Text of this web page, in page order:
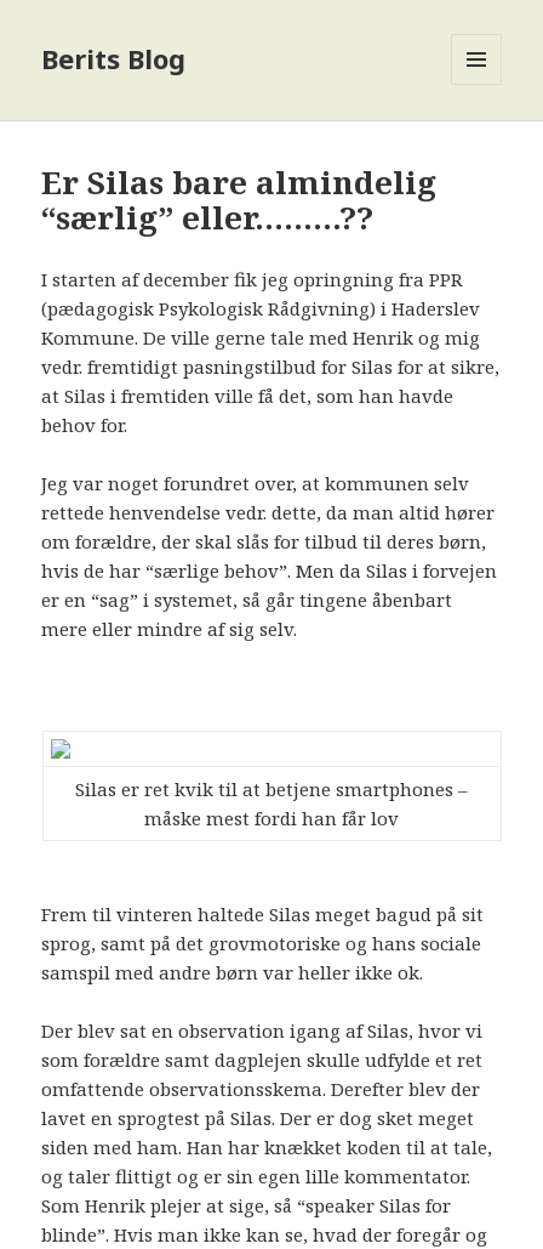
Berits Blog
Er Silas bare almindelig
“særlig” eller………??
I starten af december fik jeg opringning fra PPR
(pædagogisk Psykologisk Rådgivning) i Haderslev
Kommune. De ville gerne tale med Henrik og mig
vedr. fremtidigt pasningstilbud for Silas for at sikre,
at Silas i fremtiden ville få det, som han havde
behov for.
Jeg var noget forundret over, at kommunen selv
rettede henvendelse vedr. dette, da man altid hører
om forældre, der skal slås for tilbud til deres børn,
hvis de har “særlige behov”. Men da Silas i forvejen
er en “sag” i systemet, så går tingene åbenbart
mere eller mindre af sig selv.
Silas er ret kvik til at betjene smartphones –
måske mest fordi han får lov
Frem til vinteren haltede Silas meget bagud på sit
sprog, samt på det grovmotoriske og hans sociale
samspil med andre børn var heller ikke ok.
Der blev sat en observation igang af Silas, hvor vi
som forældre samt dagplejen skulle udfylde et ret
omfattende observationsskema. Derefter blev der
lavet en sprogtest på Silas. Der er dog sket meget
siden med ham. Han har knækket koden til at tale,
og taler flittigt og er sin egen lille kommentator.
Som Henrik plejer at sige, så “speaker Silas for
blinde”. Hvis man ikke kan se, hvad der foregår og